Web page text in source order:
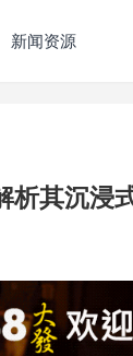
新闻资源
析其沉浸